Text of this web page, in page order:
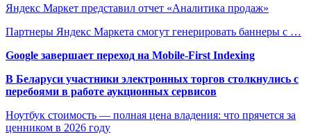
Яндекс Маркет представил отчет «Аналитика продаж»
Партнеры Яндекс Маркета смогут генерировать баннеры с …
Google завершает переход на Mobile-First Indexing
В Беларуси участники электронных торгов столкнулись с
перебоями в работе аукционных сервисов
Ноутбук стоимость — полная цена владения: что прячется за
ценником в 2026 году